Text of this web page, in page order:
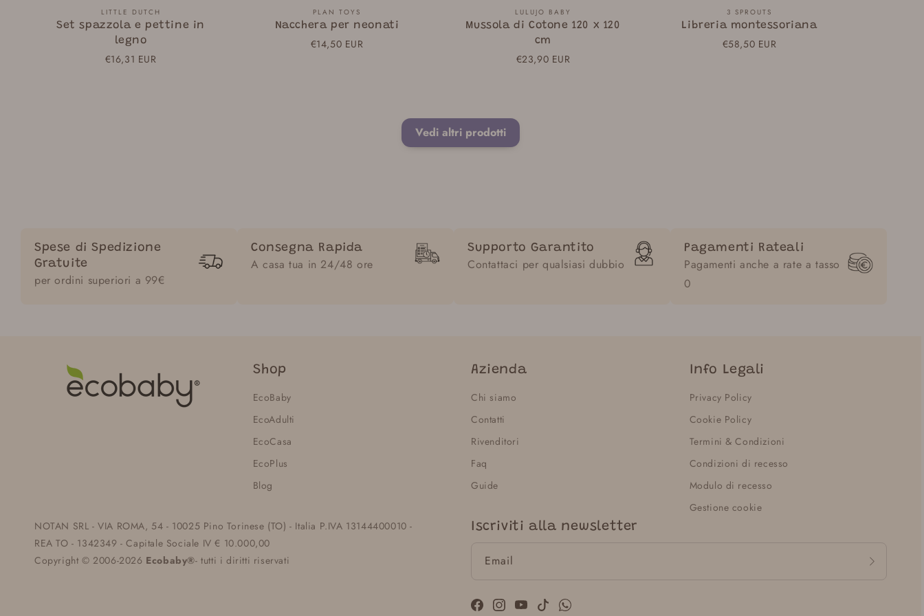
Fornitore:
LITTLE DUTCH
Set spazzola e pettine in
legno
Prezzo
€16,31 EUR
Fornitore:
PLAN TOYS
Nacchera per neonati
Prezzo
€14,50 EUR
Fornitore:
LULUJO BABY
Mussola di Cotone 120 x 120
cm
Prezzo
€23,90 EUR
Fornitore:
3 SPROUTS
Libreria montessoriana
Prezzo
€58,50 EUR
Vedi altri prodotti
Spese di Spedizione
Gratuite
per ordini superiori a 99€
Consegna Rapida
A casa tua in 24/48 ore
Supporto Garantito
Contattaci per qualsiasi dubbio
Pagamenti Rateali
Pagamenti anche a rate a tasso
0
Shop
EcoBaby
EcoAdulti
EcoCasa
EcoPlus
Blog
Azienda
Chi siamo
Contatti
Rivenditori
Faq
Guide
Info Legali
Privacy Policy
Cookie Policy
Termini & Condizioni
Condizioni di recesso
Modulo di recesso
Gestione cookie
NOTAN SRL - VIA ROMA, 54 - 10025 Pino Torinese (TO) - Italia P.IVA 13144400010 -
REA TO - 1342349 - Capitale Sociale IV € 10.000,00
Copyright © 2006-2026 Ecobaby®- tutti i diritti riservati
Iscriviti alla newsletter
Email